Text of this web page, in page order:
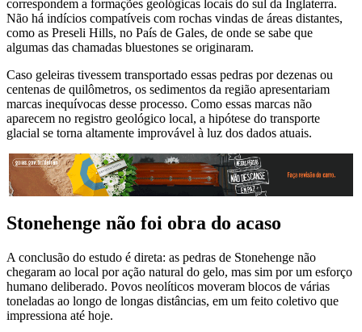
correspondem a formações geológicas locais do sul da Inglaterra.
Não há indícios compatíveis com rochas vindas de áreas distantes,
como as Preseli Hills, no País de Gales, de onde se sabe que
algumas das chamadas bluestones se originaram.
Caso geleiras tivessem transportado essas pedras por dezenas ou
centenas de quilômetros, os sedimentos da região apresentariam
marcas inequívocas desse processo. Como essas marcas não
aparecem no registro geológico local, a hipótese do transporte
glacial se torna altamente improvável à luz dos dados atuais.
Stonehenge não foi obra do acaso
A conclusão do estudo é direta: as pedras de Stonehenge não
chegaram ao local por ação natural do gelo, mas sim por um esforço
humano deliberado. Povos neolíticos moveram blocos de várias
toneladas ao longo de longas distâncias, em um feito coletivo que
impressiona até hoje.